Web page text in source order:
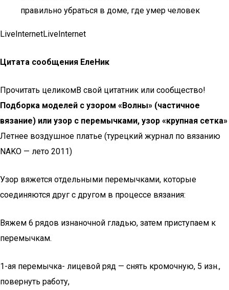
правильно убраться в доме, где умер человек
LiveInternetLiveInternet
Цитата сообщения ЕлеНик
Прочитать целикомВ свой цитатник или сообщество!
Подборка моделей с узором «Волны» (частичное
вязание) или узор с перемычками, узор «крупная сетка»
Летнее воздушное платье (турецкий журнал по вязанию
NAKO — лето 2011)
Узор вяжется отдельными перемычками, которые
соединяются друг с другом в процессе вязания:
Вяжем 6 рядов изнаночной гладью, затем приступаем к
перемычкам.
1-ая перемычка- лицевой ряд — снять кромочную, 5 изн.,
повернуть работу,